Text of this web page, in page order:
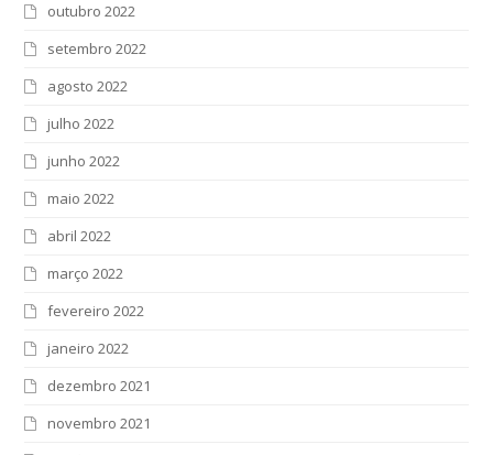
outubro 2022
setembro 2022
agosto 2022
julho 2022
junho 2022
maio 2022
abril 2022
março 2022
fevereiro 2022
janeiro 2022
dezembro 2021
novembro 2021